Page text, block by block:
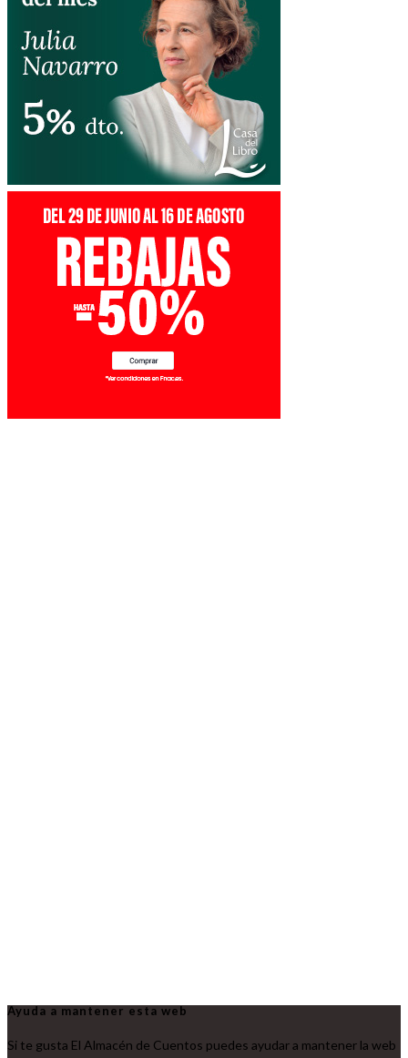
Ayuda a mantener esta web
Si te gusta El Almacén de Cuentos puedes ayudar a mantener la web